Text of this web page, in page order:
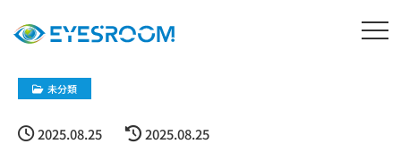
未分類
2025.08.25 2025.08.25